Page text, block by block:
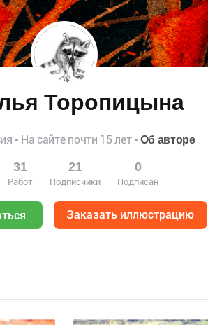
Торопицына
На сайте почти 15 лет Об авторе
31
Работ
21
Подписчики
0
Подписан
Заказать иллюстрацию